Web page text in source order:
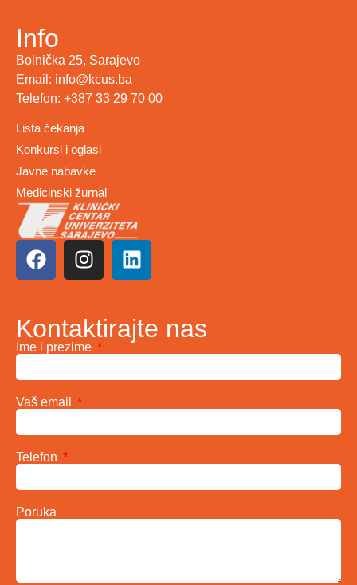
Info
Bolnička 25, Sarajevo
Email: info@kcus.ba
Telefon: +387 33 29 70 00
Lista čekanja
Konkursi i oglasi
Javne nabavke
Medicinski žurnal
Kontaktirajte nas
Ime i prezime
Vaš email
Telefon
Poruka